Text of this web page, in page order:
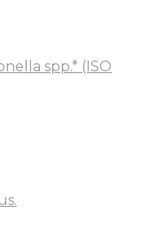
spp.* (ISO